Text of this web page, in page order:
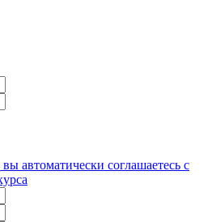
автоматически соглашаетесь с